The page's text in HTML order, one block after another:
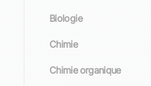
Biologie
Chimie
Chimie organique